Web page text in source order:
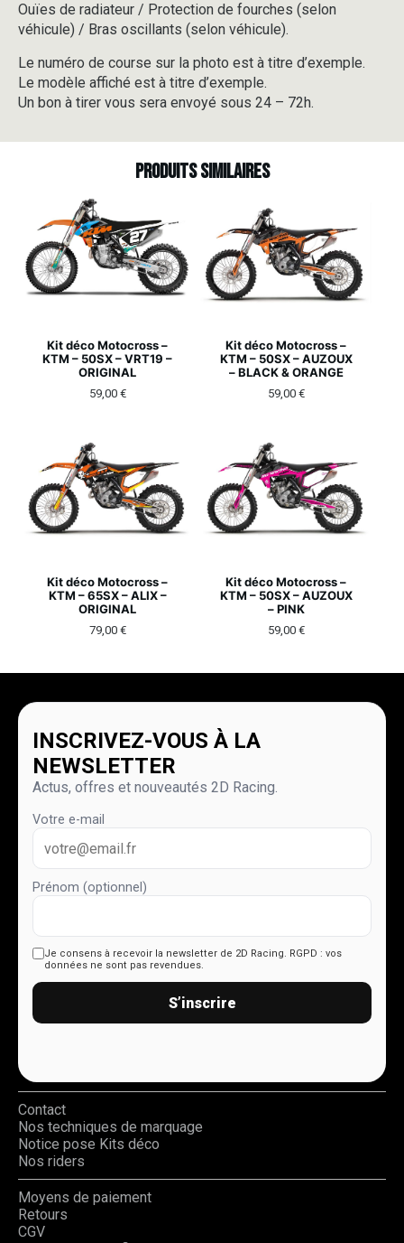
Ouïes de radiateur / Protection de fourches (selon
véhicule) / Bras oscillants (selon véhicule).
Le numéro de course sur la photo est à titre d’exemple.
Le modèle affiché est à titre d’exemple.
Un bon à tirer vous sera envoyé sous 24 – 72h.
Produits similaires
Kit déco Motocross –
KTM – 50SX – VRT19 –
ORIGINAL
59,00 €
Kit déco Motocross –
KTM – 50SX – AUZOUX
– BLACK & ORANGE
59,00 €
Kit déco Motocross –
KTM – 65SX – ALIX –
ORIGINAL
79,00 €
Kit déco Motocross –
KTM – 50SX – AUZOUX
– PINK
59,00 €
INSCRIVEZ-VOUS À LA
NEWSLETTER
Actus, offres et nouveautés 2D Racing.
Votre e-mail
Prénom (optionnel)
Je consens à recevoir la newsletter de 2D Racing. RGPD : vos
données ne sont pas revendues.
S’inscrire
Contact
Nos techniques de marquage
Notice pose Kits déco
Nos riders
Moyens de paiement
Retours
CGV